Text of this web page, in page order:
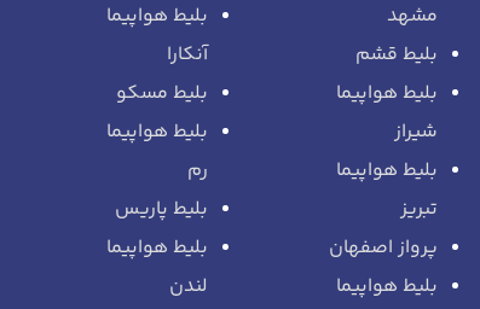
مشهد
بلیط قشم
بلیط هواپیما
شیراز
بلیط هواپیما
تبریز
پرواز اصفهان
بلیط هواپیما
بلیط هواپیما
آنکارا
بلیط مسکو
بلیط هواپیما
رم
بلیط پاریس
بلیط هواپیما
لندن